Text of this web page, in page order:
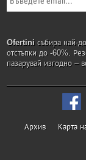
Ofertini събира най-
отстъпки до -60%.
пазарувай изгодно –
Архив Карта